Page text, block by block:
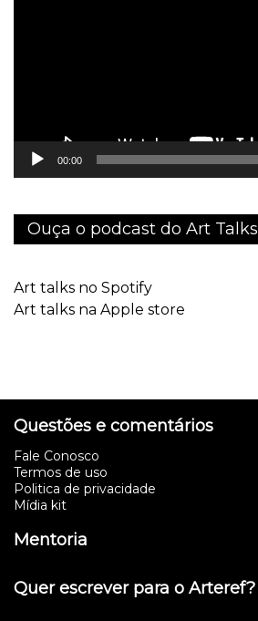
00:00
Ouça o podcast do Art Talks
Art talks no Spotify
Art talks na Apple store
Questões e comentários
Fale Conosco
Termos de uso
Politica de privacidade
Mídia kit
Mentoria
Quer escrever para o Arteref?